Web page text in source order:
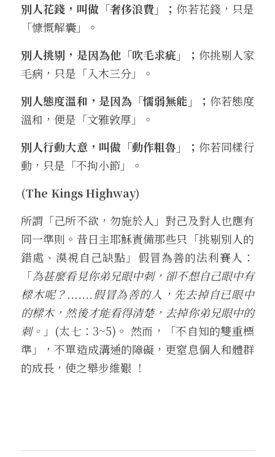
別人花錢，叫做「奢侈浪費」；你若花錢，只是
「慷慨解囊」。
別人挑剔，是因為他「吹毛求疵」； 你挑剔人家
毛病，只是「入木三分」。
別人態度溫和，是因為「懦弱無能」； 你若態度
溫和，便是「文雅敦厚」。
別人行動大意，叫做「動作粗魯」
； 你若同樣行
動，只是「不拘小節」。
(The Kings Highway)
所謂「己所不欲，勿施於人」對己及對人也應有
同一準則。昔日主耶穌責備那些只「挑剔別人的
錯處、漠視自己缺點」假冒為善的法利賽人：
「為甚麼看見你弟兄眼中刺，卻不想自己眼中有
樑木呢？.......假冒為善的人，先去掉自已眼中
的樑木，然後才能看得清楚，去掉你弟兄眼中的
刺。 」(太七：3~5)。 然而，「不自知的雙重標
準」，不單造成溝通的障礙，更窒息個人和體群
的成長，使之舉步維艱 ！